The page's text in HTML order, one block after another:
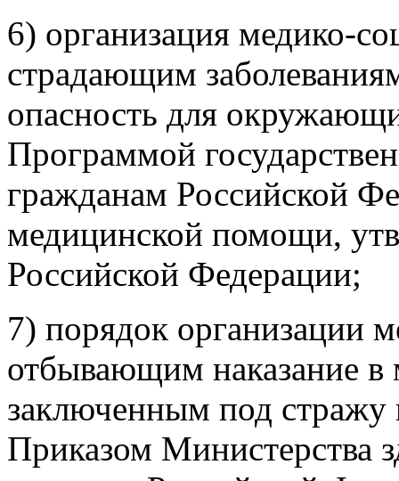
6) организация медико-
страдающим
опасность для
Программой
гражданам Российской
медицинской помощи,
Российской Федерации;
7) порядок организации
отбывающим наказание
заключенным под стражу
Приказом Министерства